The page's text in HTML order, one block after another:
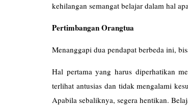
kehilangan semangat belajar dalam hal
Pertimbangan Orangtua
Menanggapi dua pendapat berbeda ini,
Hal pertama yang harus diperhatikan
terlihat antusias dan tidak mengalami
Apabila sebaliknya, segera hentikan.